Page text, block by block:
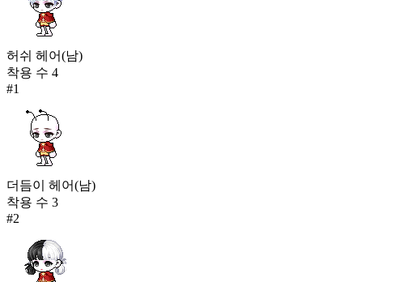
별빛 한벌옷
72
807
러블리 슈가 한벌옷(여)
그랜드 마스터 유니폼
809
하늘하늘 보송이(여)
복싱 트렁크(남)
허쉬 헤어(남)
착용 수 4
#1
더듬이 헤어(남)
착용 수 3
#2